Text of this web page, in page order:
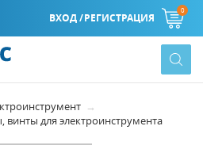
ВХОД /РЕГИСТРАЦИЯ
0
для электроинструмента